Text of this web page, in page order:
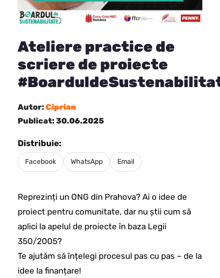
Ateliere practice de
scriere de proiecte
Autor: Ciprian
Publicat: 30.06.2025
Distribuie:
Facebook WhatsApp Email
Reprezinți un ONG din Prahova? Ai o idee de
proiect pentru comunitate, dar nu știi cum să
aplici la apelul de proiecte în baza Legii
350/2005?
Te ajutăm să înțelegi procesul pas cu pas – de la
idee la finanțare!